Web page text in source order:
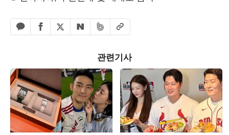
카카오톡 공유하기
페이스북 공유하기
엑스 공유하기
네이버 공유하기
밴드 공유하기
URL복사
관련기사